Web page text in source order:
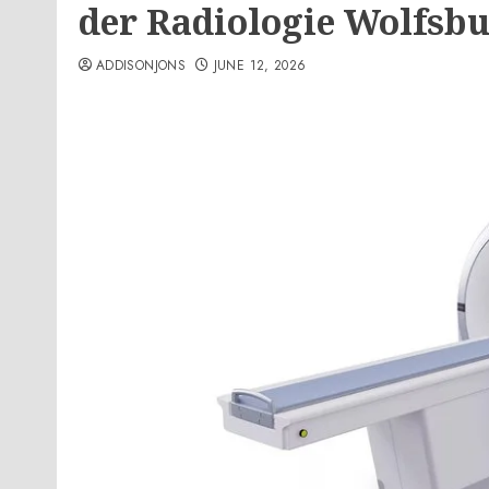
der Radiologie
ADDISONJONS JUNE 12, 2026